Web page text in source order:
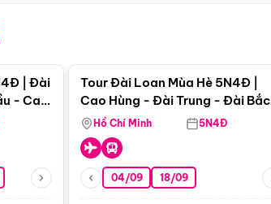
nổi bật
| Đài
- Cao
Tour Đài Loan Mùa Hè 5N4Đ |
Cao Hùng - Đài Trung - Đài Bắc
(Bay Vj)
Hồ Chí Minh 5N4Đ
04/09 18/09